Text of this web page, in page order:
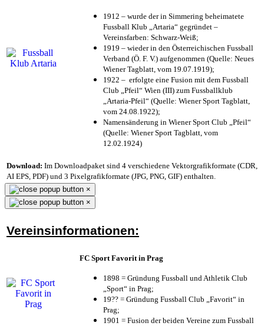
1912 – wurde der in Simmering beheimatete
Fussball Klub „Artaria“ gegründet –
Vereinsfarben: Schwarz-Weiß;
1919 – wieder in den Österreichischen Fussball
Verband (Ö. F. V.) aufgenommen (Quelle: Neues
Wiener Tagblatt, vom 19.07.1919);
1922 – erfolgte eine Fusion mit dem Fussball
Club „Pfeil“ Wien (III) zum Fussballklub
„Artaria-Pfeil“ (Quelle: Wiener Sport Tagblatt,
vom 24.08.1922);
Namensänderung in Wiener Sport Club „Pfeil“
(Quelle: Wiener Sport Tagblatt, vom
12.02.1924)
Download: Im Downloadpaket sind 4 verschiedene Vektorgrafikformate (CDR,
AI EPS, PDF) und 3 Pixelgrafikformate (JPG, PNG, GIF) enthalten.
×
×
Vereinsinformationen:
FC Sport Favorit in Prag
1898 = Gründung Fussball und Athletik Club
„Sport“ in Prag;
19?? = Gründung Fussball Club „Favorit“ in
Prag;
1901 = Fusion der beiden Vereine zum Fussball